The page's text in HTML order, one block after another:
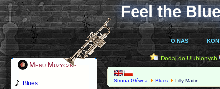
Feel the
O NAS
Menu Muzyczne
Blues
Dodaj do Ulubionych
Strona Główna Blues Lilly Martin